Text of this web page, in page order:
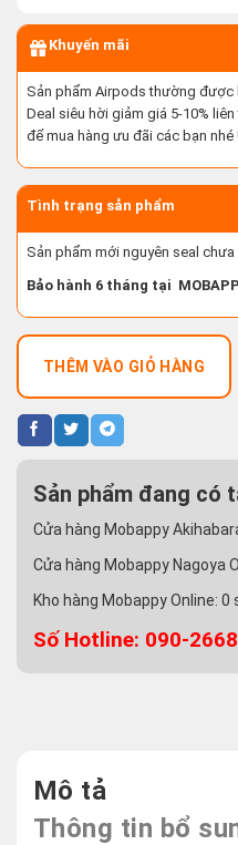
Khuyến mãi
Sản phẩm Airpods thường được
Deal siêu hời giảm giá 5-10%
để mua hàng ưu đãi các bạn nhé
Tình trạng sản phẩm
Sản phẩm mới nguyên seal
Bảo hành 6 tháng tại
THÊM VÀO GIỎ HÀNG
Sản phẩm đang có
Cửa hàng Mobappy
Cửa hàng Mobappy Nagoya
Kho hàng Mobappy Online: 0
Số Hotline: 090-
Mô tả
Thông tin bổ